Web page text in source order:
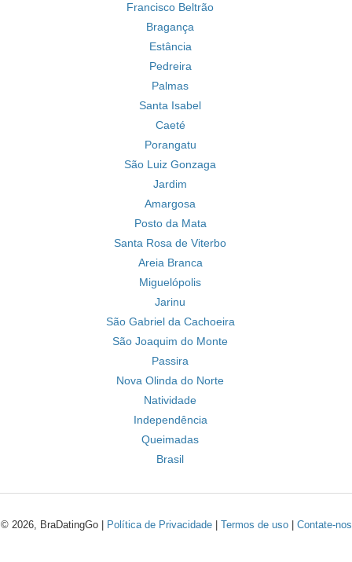
Francisco Beltrão
Bragança
Estância
Pedreira
Palmas
Santa Isabel
Caeté
Porangatu
São Luiz Gonzaga
Jardim
Amargosa
Posto da Mata
Santa Rosa de Viterbo
Areia Branca
Miguelópolis
Jarinu
São Gabriel da Cachoeira
São Joaquim do Monte
Passira
Nova Olinda do Norte
Natividade
Independência
Queimadas
Brasil
© 2026, BraDatingGo | Política de Privacidade| Termos de uso| Contate-nos